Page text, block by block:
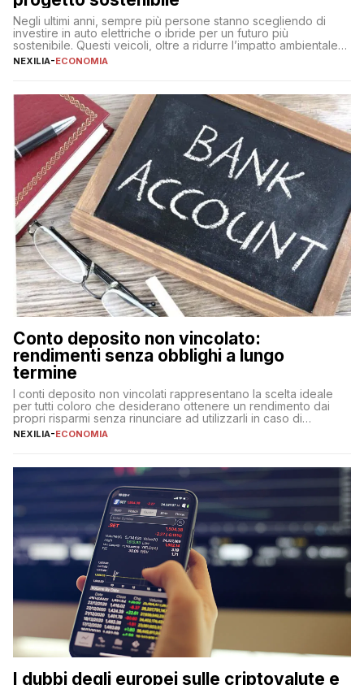
Negli ultimi anni, sempre più persone stanno scegliendo di
investire in auto elettriche o ibride per un futuro più
sostenibile. Questi veicoli, oltre a ridurre l’impatto ambientale,
offrono vantaggi economici a lungo termine, come minori costi
fare se non […]
NEXILIA-ECONOMIA
Conto deposito non vincolato:
rendimenti senza obblighi a lungo
termine
I conti deposito non vincolati rappresentano la scelta ideale
per tutti coloro che desiderano ottenere un rendimento dai
propri risparmi senza rinunciare ad utilizzarli in caso di
necessità. A differenza delle forme vincolate tradizionali,
flessibilità e rendimento. Come funzionano […]
NEXILIA-ECONOMIA
I dubbi degli europei sulle criptovalute e